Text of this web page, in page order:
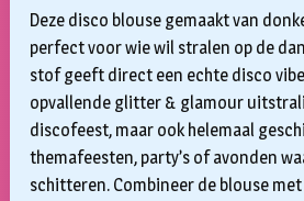
Deze disco blouse gemaakt van
perfect voor wie wil stralen op de
stof geeft direct een echte disco
opvallende glitter & glamour
discofeest, maar ook helemaal
themafeesten, party’s of avonden
schitteren. Combineer de blouse